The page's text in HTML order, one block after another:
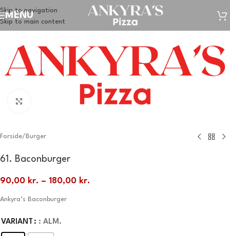
Skip to navigation
Skip to main content
MENU
Forside/ Burger
61. Baconburger
90,00 kr. – 180,00 kr.
Ankyra’s Baconburger
VARIANT : ALM.